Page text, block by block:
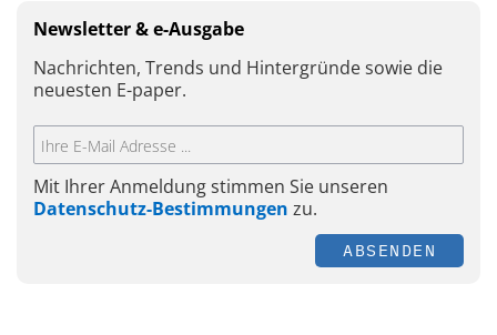
Newsletter & e-Ausgabe
Nachrichten, Trends und Hintergründe sowie die
neuesten E-paper.
Mit Ihrer Anmeldung stimmen Sie unseren
Datenschutz-Bestimmungen zu.
ABSENDEN